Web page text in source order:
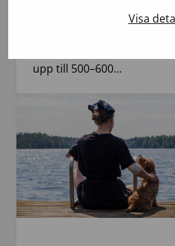
Visa
blodgivningen, men
upp till 500–600…